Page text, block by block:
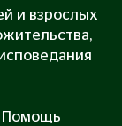
и взрослых
Помощь